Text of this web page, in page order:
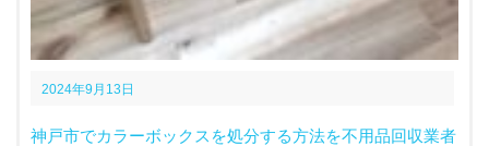
2024年9月13日
神戸市でカラーボックスを処分する方法を不用品回収業者